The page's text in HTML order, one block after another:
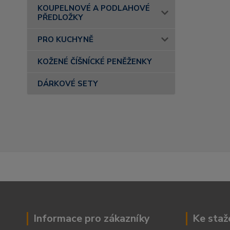
KOUPELNOVÉ A PODLAHOVÉ
PŘEDLOŽKY
PRO KUCHYNĚ
KOŽENÉ ČÍŠNÍCKÉ PENĚŽENKY
DÁRKOVÉ SETY
Informace pro zákazníky Ke